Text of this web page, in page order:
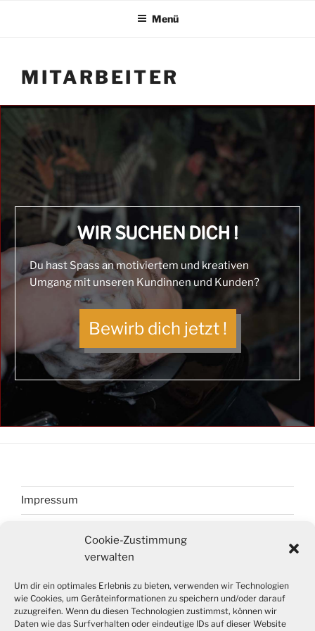
Cookie-Zustimmung
verwalten
Um dir ein optimales Erlebnis zu bieten, verwenden wir Technologien
wie Cookies, um Geräteinformationen zu speichern und/oder darauf
zuzugreifen. Wenn du diesen Technologien zustimmst, können wir
Daten wie das Surfverhalten oder eindeutige IDs auf dieser Website
H21 FRISEUREMenü
MITARBEITER
WIR SUCHEN DICH !
Du hast Spass an motiviertem und kreativen
Umgang mit unseren Kundinnen und Kunden?
Bewirb dich jetzt !
Impressum
Cookie-Richtlinie (EU)
Login